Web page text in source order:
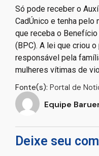
Só pode receber o
CadÚnico e tenha pelo
que receba o
(BPC). A lei que criou
responsável pela
mulheres vítimas de
Fonte(s): Portal de
Equipe
Deixe seu